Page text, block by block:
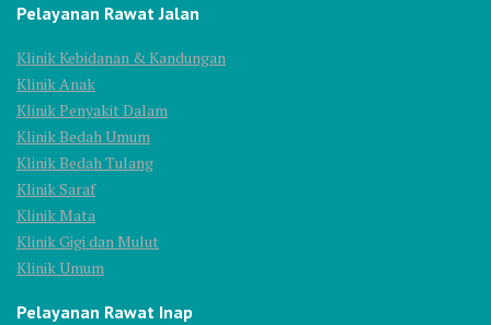
Pelayanan Rawat Jalan
Klinik Kebidanan & Kandungan
Klinik Anak
Klinik Penyakit Dalam
Klinik Bedah Umum
Klinik Bedah Tulang
Klinik Saraf
Klinik Mata
Klinik Gigi dan Mulut
Klinik Umum
Pelayanan Rawat Inap